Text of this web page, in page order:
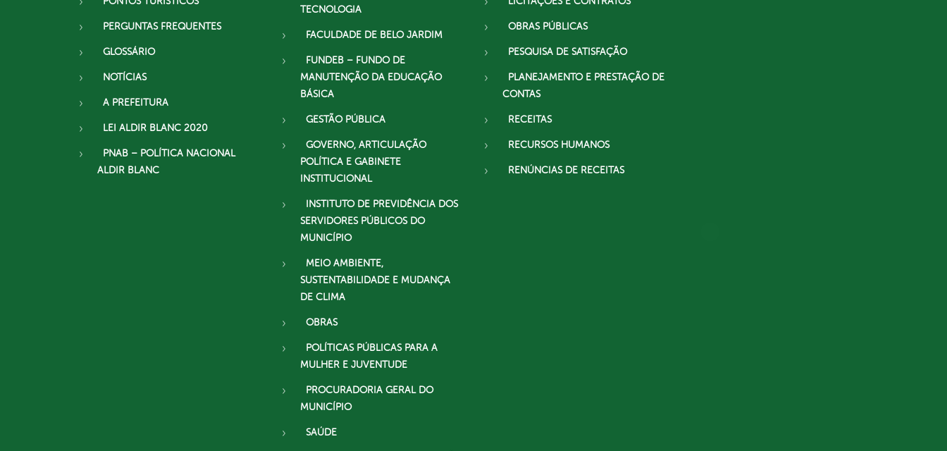
PERGUNTAS FREQUENTES
GLOSSÁRIO
NOTÍCIAS
A PREFEITURA
LEI ALDIR BLANC 2020
PNAB – POLÍTICA NACIONAL
ALDIR BLANC
TECNOLOGIA
FACULDADE DE BELO JARDIM
FUNDEB – FUNDO DE
MANUTENÇÃO DA EDUCAÇÃO
BÁSICA
GESTÃO PÚBLICA
GOVERNO, ARTICULAÇÃO
POLÍTICA E GABINETE
INSTITUCIONAL
INSTITUTO DE PREVIDÊNCIA DOS
SERVIDORES PÚBLICOS DO
MUNICÍPIO
MEIO AMBIENTE,
SUSTENTABILIDADE E MUDANÇA
DE CLIMA
OBRAS
POLÍTICAS PÚBLICAS PARA A
MULHER E JUVENTUDE
PROCURADORIA GERAL DO
MUNICÍPIO
SAÚDE
OBRAS PÚBLICAS
PESQUISA DE SATISFAÇÃO
PLANEJAMENTO E PRESTAÇÃO DE
CONTAS
RECEITAS
RECURSOS HUMANOS
RENÚNCIAS DE RECEITAS